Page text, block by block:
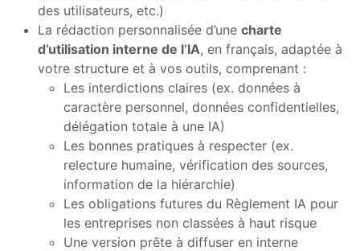
des utilisateurs, etc.)
La rédaction personnalisée d’une charte
d’utilisation interne de l’IA, en français, adaptée à
votre structure et à vos outils, comprenant :
Les interdictions claires (ex. données à
caractère personnel, données confidentielles,
délégation totale à une IA)
Les bonnes pratiques à respecter (ex.
relecture humaine, vérification des sources,
information de la hiérarchie)
Les obligations futures du Règlement IA pour
les entreprises non classées à haut risque
Une version prête à diffuser en interne